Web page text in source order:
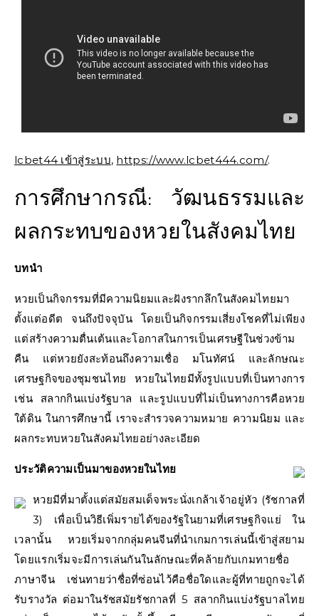
lcbet44 เข้าสู่ระบบ, https://www.lcbet444.com/.
การศึกษากรณี: วัฒนธรรมและ
ผลกระทบของหวยในสังคมไทย
บทนำ
หวยเป็นกิจกรรมที่มีความนิยมและฝังรากลึกในสังคมไทยมา
ตั้งแต่อดีต จนถึงปัจจุบัน โดยเป็นกิจกรรมเสี่ยงโชคที่ไม่เพียง
แต่สร้างความตื่นเต้นและโอกาสในการเป็นเศรษฐีในช่วงข้าม
คืน แต่หวยยังสะท้อนถึงความเชื่อ มโนทัศน์ และลักษณะ
เศรษฐกิจของชุมชนไทย หวยในไทยมีทั้งรูปแบบที่เป็นทางการ
เช่น สลากกินแบ่งรัฐบาล และรูปแบบที่ไม่เป็นทางการคือหวย
ใต้ดิน ในการศึกษานี้ เราจะสำรวจความหมาย ความนิยม และ
ผลกระทบหวยในสังคมไทยอย่างละเอียด
ประวัติความเป็นมาของหวยในไทย
หวยมีที่มาตั้งแต่สมัยสมเด็จพระนั่งเกล้าเจ้าอยู่หัว (รัชกาลที่
3) เพื่อเป็นวิธีเพิ่มรายได้ของรัฐในยามที่เศรษฐกิจแย่ ใน
เวลานั้น หวยเริ่มจากกลุ่มคนจีนที่นำเกมการเล่นนี้เข้าสู่สยาม
โดยแรกเริ่มจะมีการเล่นกันในลักษณะที่คล้ายกับเกมทายชื่อ
ภาษาจีน เช่นทายว่าชื่อที่ซ่อนไว้คือชื่อใดและผู้ที่ทายถูกจะได้
รับรางวัล ต่อมาในรัชสมัยรัชกาลที่ 5 สลากกินแบ่งรัฐบาลไทย